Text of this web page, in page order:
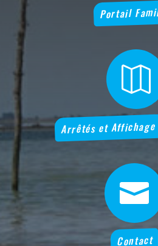
Portail

Arrêtés et

Contact